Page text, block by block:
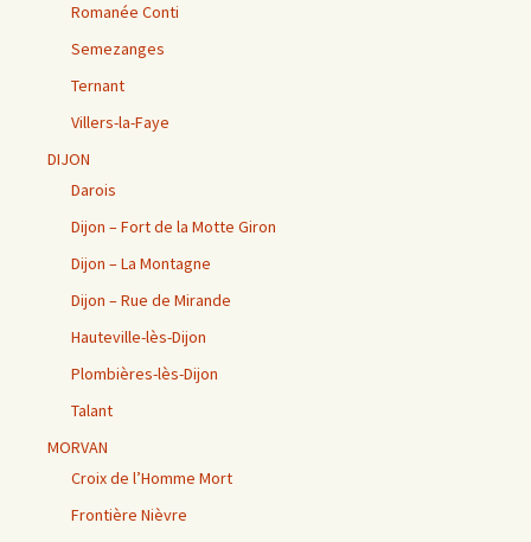
Romanée Conti
Semezanges
Ternant
Villers-la-Faye
DIJON
Darois
Dijon – Fort de la Motte Giron
Dijon – La Montagne
Dijon – Rue de Mirande
Hauteville-lès-Dijon
Plombières-lès-Dijon
Talant
MORVAN
Croix de l’Homme Mort
Frontière Nièvre